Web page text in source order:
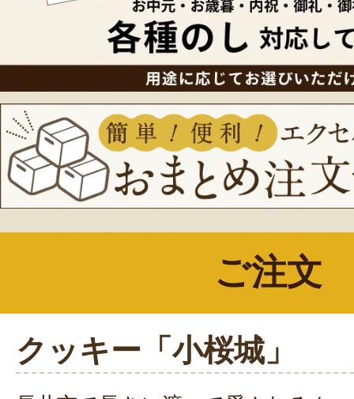
ご注文
クッキー「小桜城」